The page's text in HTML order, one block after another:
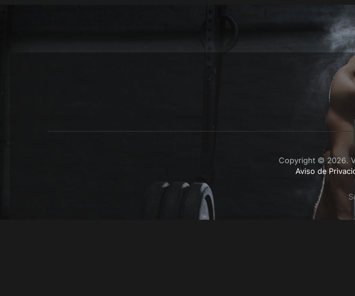
Copyright © 2026.
Aviso de